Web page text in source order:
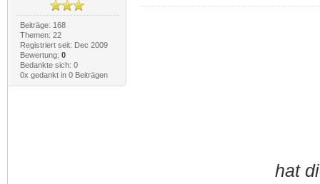
Beiträge: 168
Themen: 22
Registriert seit: Dec 2009
Bewertung: 0
Bedankte sich: 0
0x gedankt in 0 Beiträgen
hat